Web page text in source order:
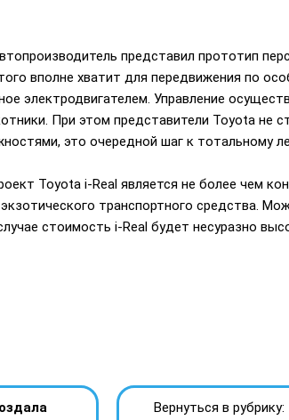
представил прототип
вполне хватит для передвижения по
электродвигателем. Управление
При этом представители Toyota не
это очередной шаг к тотальному
Toyota i-Real является не более чем
транспортного средства.
стоимость i-Real будет несуразно
Вернуться в рубрику: